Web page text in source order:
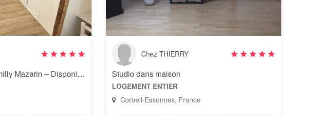
1 chambre à louer à Chilly Mazarin – Disponible immédiatement
Chez THIERRY
Studio dans maison
LOGEMENT ENTIER
Corbeil-Essonnes, France